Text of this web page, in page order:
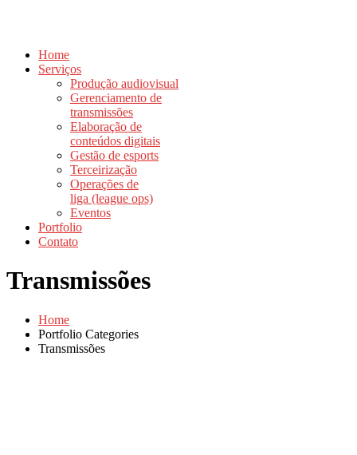
Home
Serviços
Produção audiovisual
Gerenciamento de
transmissões
Elaboração de
conteúdos digitais
Gestão de esports
Terceirização
Operações de
liga (league ops)
Eventos
Portfolio
Contato
Transmissões
Home
Portfolio Categories
Transmissões